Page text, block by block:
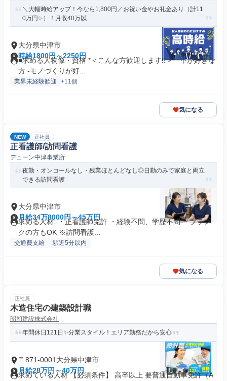
＼大幅時給アップ！今なら1,800円／お祝い金やお礼金あり（計11
0万円✨）！月収40万以...
大分県中津市
時給1800円～2250円
■求める人物像・資格 *＜こんな方歓迎します!!＞* -車が好きな
方 -モノづくりが好...
業界未経験歓迎 +11個
気になる
NEW 正社員
正看護師/訪問看護
デューン中津事業所
夜勤・オンコールなし・残業ほとんどなし◎日勤のみで家庭と両立
できる訪問看護
大分県中津市
月給34万8000円～45万円
求める人材: ・正看護師免許 ・経験不問、学歴不問 ・ブラン
クの方もOK ※訪問看護...
交通費支給 駅近5分以内
気になる
正社員
木造住宅の建築設計職
昭和建設株式会社
年間休日121日✨分業スタイル！エリア勤務だから安心
〒871-0001大分県中津市
月給28万円～40万円
求めている人材 【必須条件】 高卒以上 要普通自動車免許（A